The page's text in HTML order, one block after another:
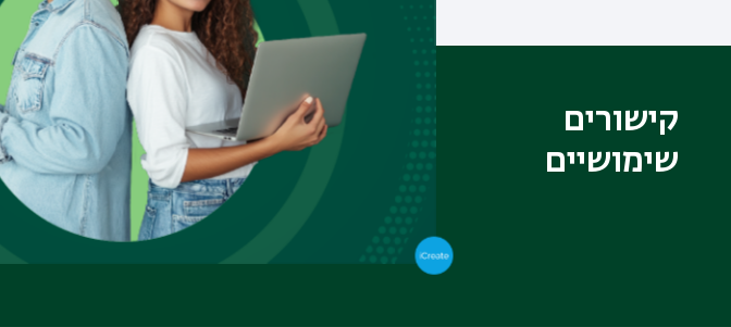
קישורים
שימושיים
הערכת סיכויי קבלה
לוח זמנים אקדמי
הספרייה למדעי היהדות